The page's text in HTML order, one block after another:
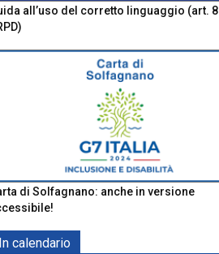
all’uso del corretto linguaggio (art. 8
di Solfagnano: anche in versione
In calendario